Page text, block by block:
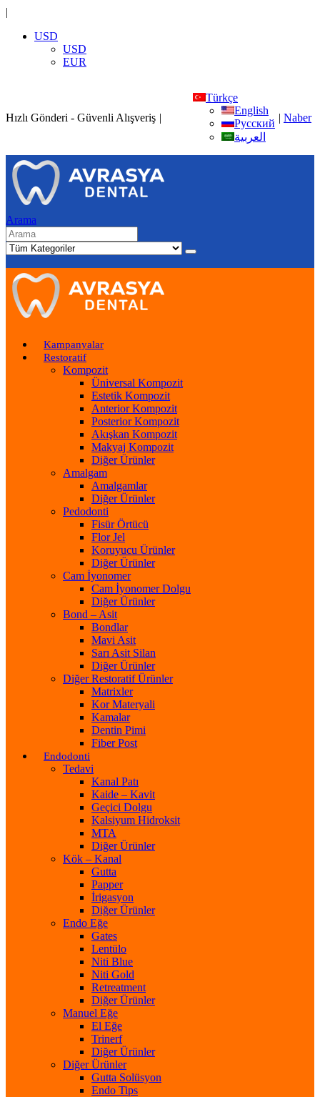
|
USD
USD
EUR
Hızlı Gönderi - Güvenli Alışveriş |
Türkçe
English
Русский
العربية
| Naber
Arama
Kampanyalar
Restoratif
Kompozit
Üniversal Kompozit
Estetik Kompozit
Anterior Kompozit
Posterior Kompozit
Akışkan Kompozit
Makyaj Kompozit
Diğer Ürünler
Amalgam
Amalgamlar
Diğer Ürünler
Pedodonti
Fisür Örtücü
Flor Jel
Koruyucu Ürünler
Diğer Ürünler
Cam İyonomer
Cam İyonomer Dolgu
Diğer Ürünler
Bond – Asit
Bondlar
Mavi Asit
Sarı Asit Silan
Diğer Ürünler
Diğer Restoratif Ürünler
Matrixler
Kor Materyali
Kamalar
Dentin Pimi
Fiber Post
Endodonti
Tedavi
Kanal Patı
Kaide – Kavit
Geçici Dolgu
Kalsiyum Hidroksit
MTA
Diğer Ürünler
Kök – Kanal
Gutta
Papper
İrigasyon
Diğer Ürünler
Endo Eğe
Gates
Lentülo
Niti Blue
Niti Gold
Retreatment
Diğer Ürünler
Manuel Eğe
El Eğe
Trinerf
Diğer Ürünler
Diğer Ürünler
Gutta Solüsyon
Endo Tips